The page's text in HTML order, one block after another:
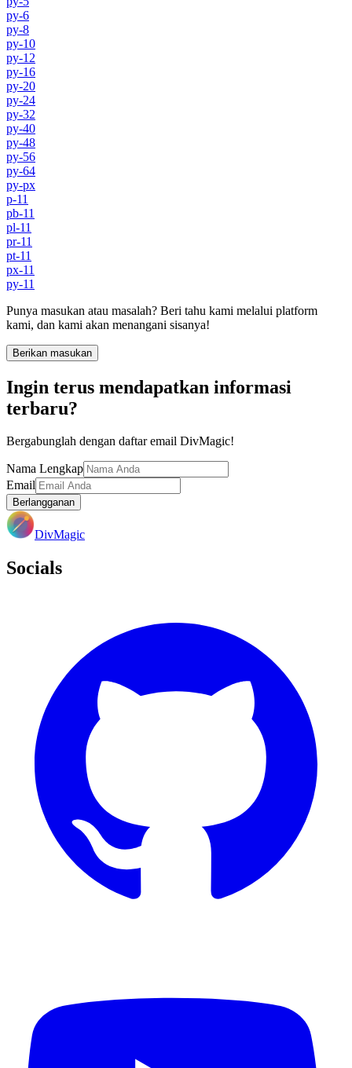
py-6
py-8
py-10
py-12
py-16
py-20
py-24
py-32
py-40
py-48
py-56
py-64
py-px
p-11
pb-11
pl-11
pr-11
pt-11
px-11
py-11
Punya masukan atau masalah? Beri tahu kami melalui platform
kami, dan kami akan menangani sisanya!
Berikan masukan
Ingin terus mendapatkan informasi
terbaru?
Bergabunglah dengan daftar email DivMagic!
Nama Lengkap
Email
Berlangganan
DivMagic
Socials